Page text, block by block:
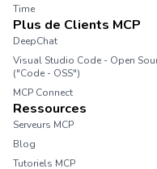
Time
Plus de Clients MCP
DeepChat
Visual Studio Code - Open
("Code - OSS")
MCP Connect
Ressources
Serveurs MCP
Blog
Tutoriels MCP